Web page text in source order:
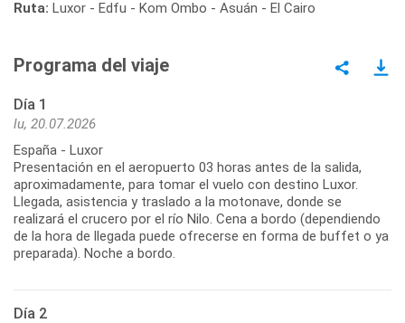
Ruta: Luxor - Edfu - Kom Ombo - Asuán - El Cairo
Programa del viaje
Día 1
lu, 20.07.2026
España - Luxor
Presentación en el aeropuerto 03 horas antes de la salida,
aproximadamente, para tomar el vuelo con destino Luxor.
Llegada, asistencia y traslado a la motonave, donde se
realizará el crucero por el río Nilo. Cena a bordo (dependiendo
de la hora de llegada puede ofrecerse en forma de buffet o ya
preparada). Noche a bordo.
Día 2